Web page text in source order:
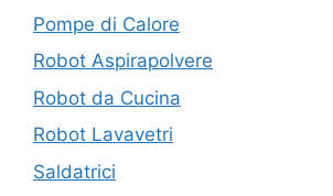
Pompe di Calore
Robot Aspirapolvere
Robot da Cucina
Robot Lavavetri
Saldatrici